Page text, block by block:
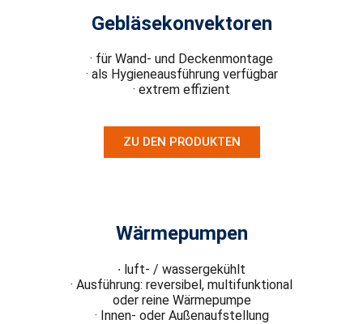
Gebläsekonvektoren
· für Wand- und Deckenmontage
· als Hygieneausführung verfügbar
· extrem effizient
ZU DEN PRODUKTEN
Wärmepumpen
· luft- / wassergekühlt
· Ausführung: reversibel, multifunktional
oder reine Wärmepumpe
· Innen- oder Außenaufstellung